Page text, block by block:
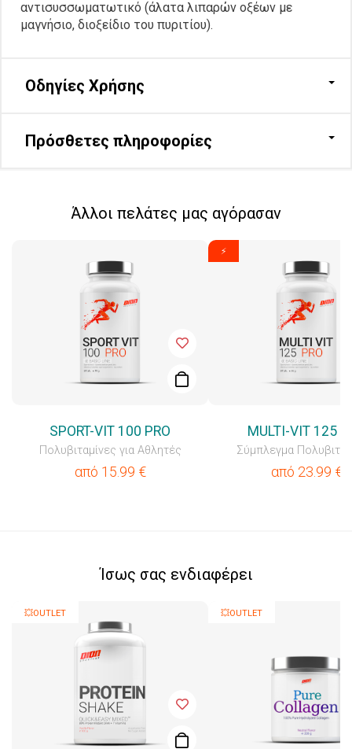
αντισυσσωματωτικό (άλατα λιπαρών οξέων με
μαγνήσιο, διοξείδιο του πυριτίου).
Οδηγίες Χρήσης
Πρόσθετες πληροφορίες
Άλλοι πελάτες μας αγόρασαν
SPORT-VIT 100 PRO
Πολυβιταμίνες για Αθλητές
από 15.99 €
⚡
MULTI-VIT 125
Σύμπλεγμα
από 23.99 €
Ίσως σας ενδιαφέρει
💥OUTLET 💥OUTLET